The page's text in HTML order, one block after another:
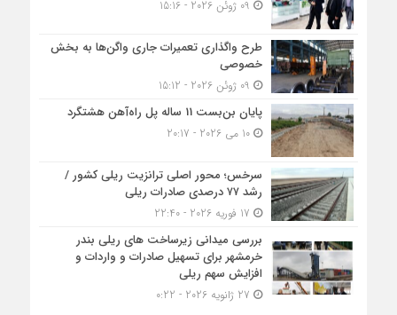
طرح واگذاری تعمیرات جاری واگن‌ها به بخش
خصوصی
پایان بن‌بست 11 ساله پل راه‌آهن هشتگرد
10 می 2026 - 20:17
سرخس؛ محور اصلی ترانزیت ریلی کشور /
رشد ۷۷ درصدی صادرات ریلی
بررسی میدانی زیرساخت های ریلی بندر
خرمشهر برای تسهیل صادرات و واردات و
افزایش سهم ریلی